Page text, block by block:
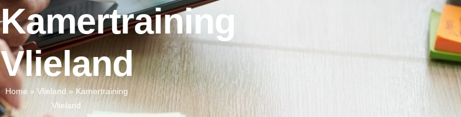
Kamertraining
Vlieland
Home » Vlieland » Kamertraining
Vlieland